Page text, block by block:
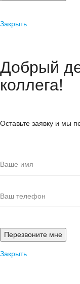
Закрыть
Добрый
коллега!
Оставьте заявку и мы
Закрыть